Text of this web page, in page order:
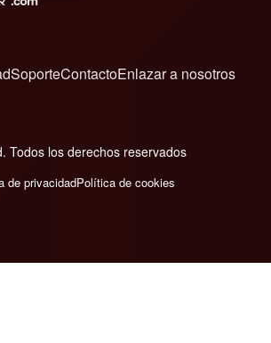
SoporteContactoEnlazar a nosotros
Todos los derechos reservados
de privacidadPolítica de cookies